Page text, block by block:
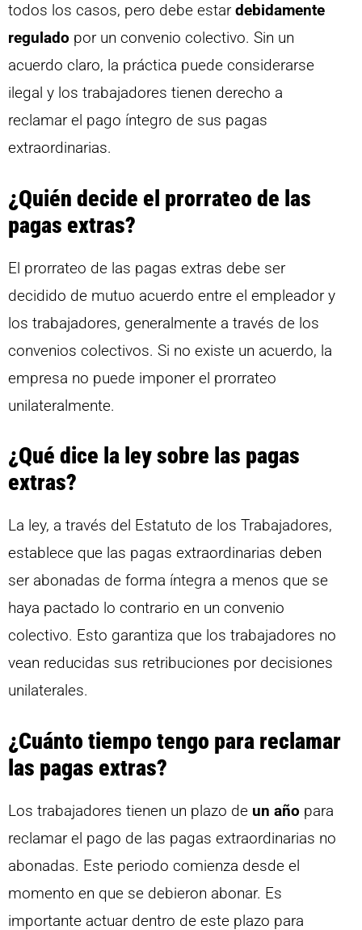
todos los casos, pero debe estardebidamente
regulado por un convenio colectivo. Sin un
acuerdo claro, la práctica puede considerarse
ilegal y los trabajadores tienen derecho a
reclamar el pago íntegro de sus pagas
extraordinarias.
¿Quién decide el prorrateo de las
pagas extras?
El prorrateo de las pagas extras debe ser
decidido de mutuo acuerdo entre el empleador y
los trabajadores, generalmente a través de los
convenios colectivos. Si no existe un acuerdo, la
empresa no puede imponer el prorrateo
unilateralmente.
¿Qué dice la ley sobre las pagas
extras?
La ley, a través del Estatuto de los Trabajadores,
establece que las pagas extraordinarias deben
ser abonadas de forma íntegra a menos que se
haya pactado lo contrario en un convenio
colectivo. Esto garantiza que los trabajadores no
vean reducidas sus retribuciones por decisiones
unilaterales.
¿Cuánto tiempo tengo para reclamar
las pagas extras?
Los trabajadores tienen un plazo de un año para
reclamar el pago de las pagas extraordinarias no
abonadas. Este periodo comienza desde el
momento en que se debieron abonar. Es
importante actuar dentro de este plazo para